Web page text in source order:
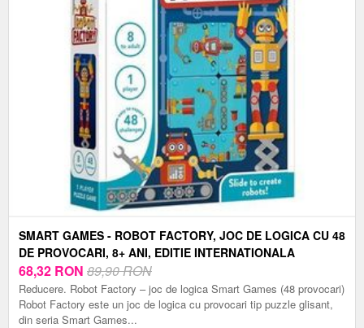
SMART GAMES - ROBOT FACTORY, JOC DE LOGICA CU 48
DE PROVOCARI, 8+ ANI, EDITIE INTERNATIONALA
68,32 RON 89,90 RON
Reducere. Robot Factory – joc de logica Smart Games (48 provocari)
Robot Factory este un joc de logica cu provocari tip puzzle glisant,
din seria Smart Games...